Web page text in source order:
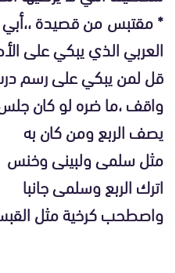
* مقتبس من قصيدة ،،أبي
العربي الذي يبكي على
قل لمن يبكي على رسم
واقف ،ما ضره لو كان
يصف الربع ومن كان به
مثل سلمى ولبينى وخنس
اترك الربع وسلمى جانبا
واصطحب كرخية مثل